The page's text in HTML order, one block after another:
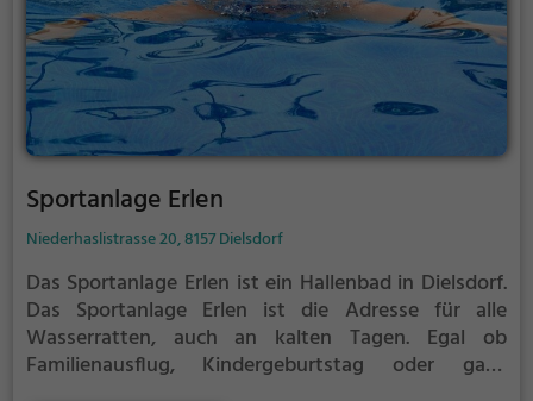
Sportanlage Erlen
Niederhaslistrasse 20, 8157 Dielsdorf
Das Sportanlage Erlen ist ein Hallenbad in Dielsdorf.
Das Sportanlage Erlen ist die Adresse für alle
Wasserratten, auch an kalten Tagen. Egal ob
Familienausflug, Kindergeburtstag oder ganz